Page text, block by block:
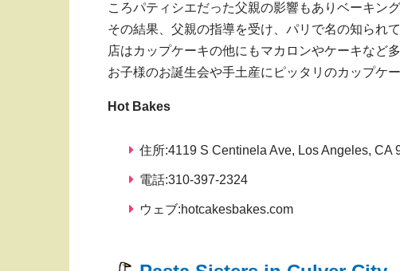
ころパティシエだった父親の影響もありベーキン
その結果、父親の指導を受け、パリで名の知られ
店はカップケーキの他にもマカロンやケーキなど
お子様のお誕生会や手土産にピッタリのカップケ
Hot Bakes
住所:4119 S Centinela Ave, Los Angeles, CA
電話:310-397-2324
ウェブ:hotcakesbakes.com